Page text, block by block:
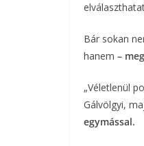
Bár sokan
hanem –
„Véletlenül
Gálvölgyi,
egymással.